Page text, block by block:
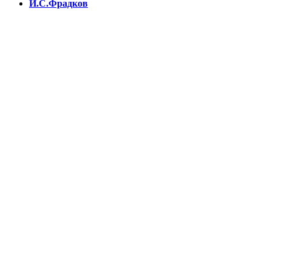
И.С.Фрадков